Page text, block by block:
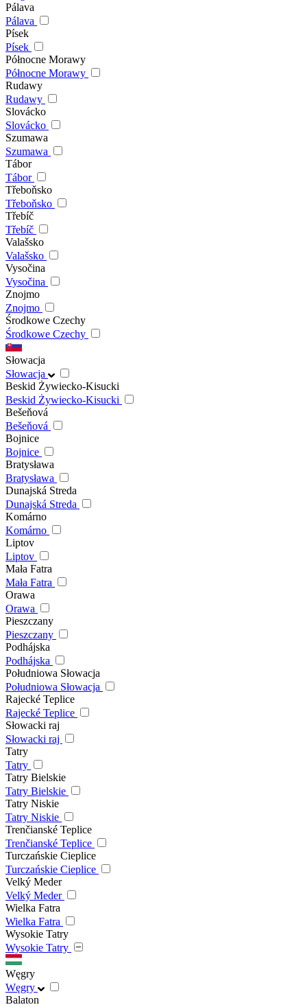
Pálava
Pálava
Písek
Písek
Północne Morawy
Północne Morawy
Rudawy
Rudawy
Slovácko
Slovácko
Szumawa
Szumawa
Tábor
Tábor
Třeboňsko
Třeboňsko
Třebíč
Třebíč
Valašsko
Valašsko
Vysočina
Vysočina
Znojmo
Znojmo
Środkowe Czechy
Środkowe Czechy
Słowacja
Słowacja
Beskid Żywiecko-Kisucki
Beskid Żywiecko-Kisucki
Bešeňová
Bešeňová
Bojnice
Bojnice
Bratysława
Bratysława
Dunajská Streda
Dunajská Streda
Komárno
Komárno
Liptov
Liptov
Mała Fatra
Mała Fatra
Orawa
Orawa
Pieszczany
Pieszczany
Podhájska
Podhájska
Południowa Słowacja
Południowa Słowacja
Rajecké Teplice
Rajecké Teplice
Słowacki raj
Słowacki raj
Tatry
Tatry
Tatry Bielskie
Tatry Bielskie
Tatry Niskie
Tatry Niskie
Trenčianské Teplice
Trenčianské Teplice
Turczańskie Cieplice
Turczańskie Cieplice
Velký Meder
Velký Meder
Wielka Fatra
Wielka Fatra
Wysokie Tatry
Wysokie Tatry
Węgry
Węgry
Balaton